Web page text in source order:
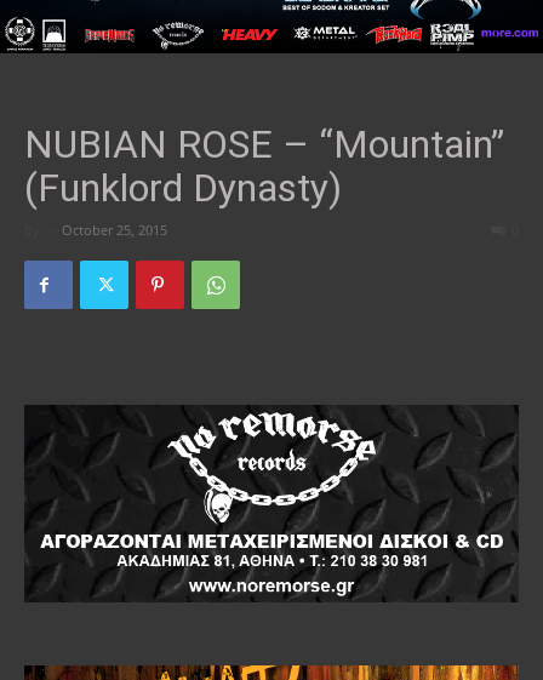
NUBIAN ROSE – “Mountain”
(Funklord Dynasty)
October 25, 2015